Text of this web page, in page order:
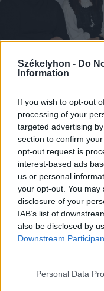
Székelyhon - Do
Information
If you wish to opt-out
processing of your
targeted advertising
section to confirm
opt-out request is
interest-based ads
us or personal
your opt-out. You
disclosure of your
IAB’s list of
also be disclosed by
Downstream
Personal Data
FOTÓ: JANCSÓ